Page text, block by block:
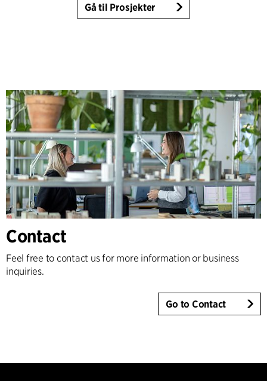
Gå til Prosjekter
Contact
Feel free to contact us for more information or business
inquiries.
Go to Contact